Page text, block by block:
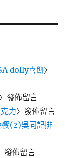
dolly喜餅〉
〉發佈留言
力〉發佈留言
(2)吳同記排
發佈留言